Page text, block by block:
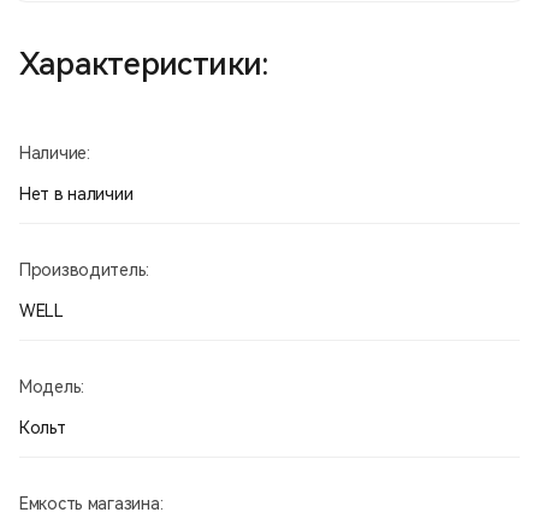
Характеристики:
Наличие:
Нет в наличии
Производитель:
WELL
Модель:
Кольт
Емкость магазина: